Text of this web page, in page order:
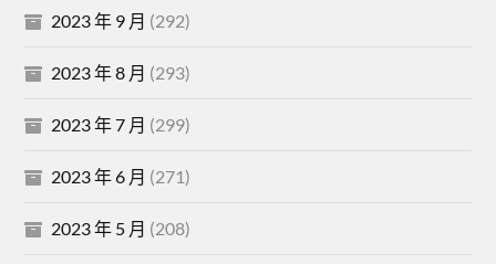
2023 年 9 月 (292)
2023 年 8 月 (293)
2023 年 7 月 (299)
2023 年 6 月 (271)
2023 年 5 月 (208)